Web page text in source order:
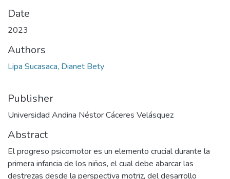
Date
2023
Authors
Lipa Sucasaca, Dianet Bety
Publisher
Universidad Andina Néstor Cáceres Velásquez
Abstract
El progreso psicomotor es un elemento crucial durante la
primera infancia de los niños, el cual debe abarcar las
destrezas desde la perspectiva motriz, del desarrollo